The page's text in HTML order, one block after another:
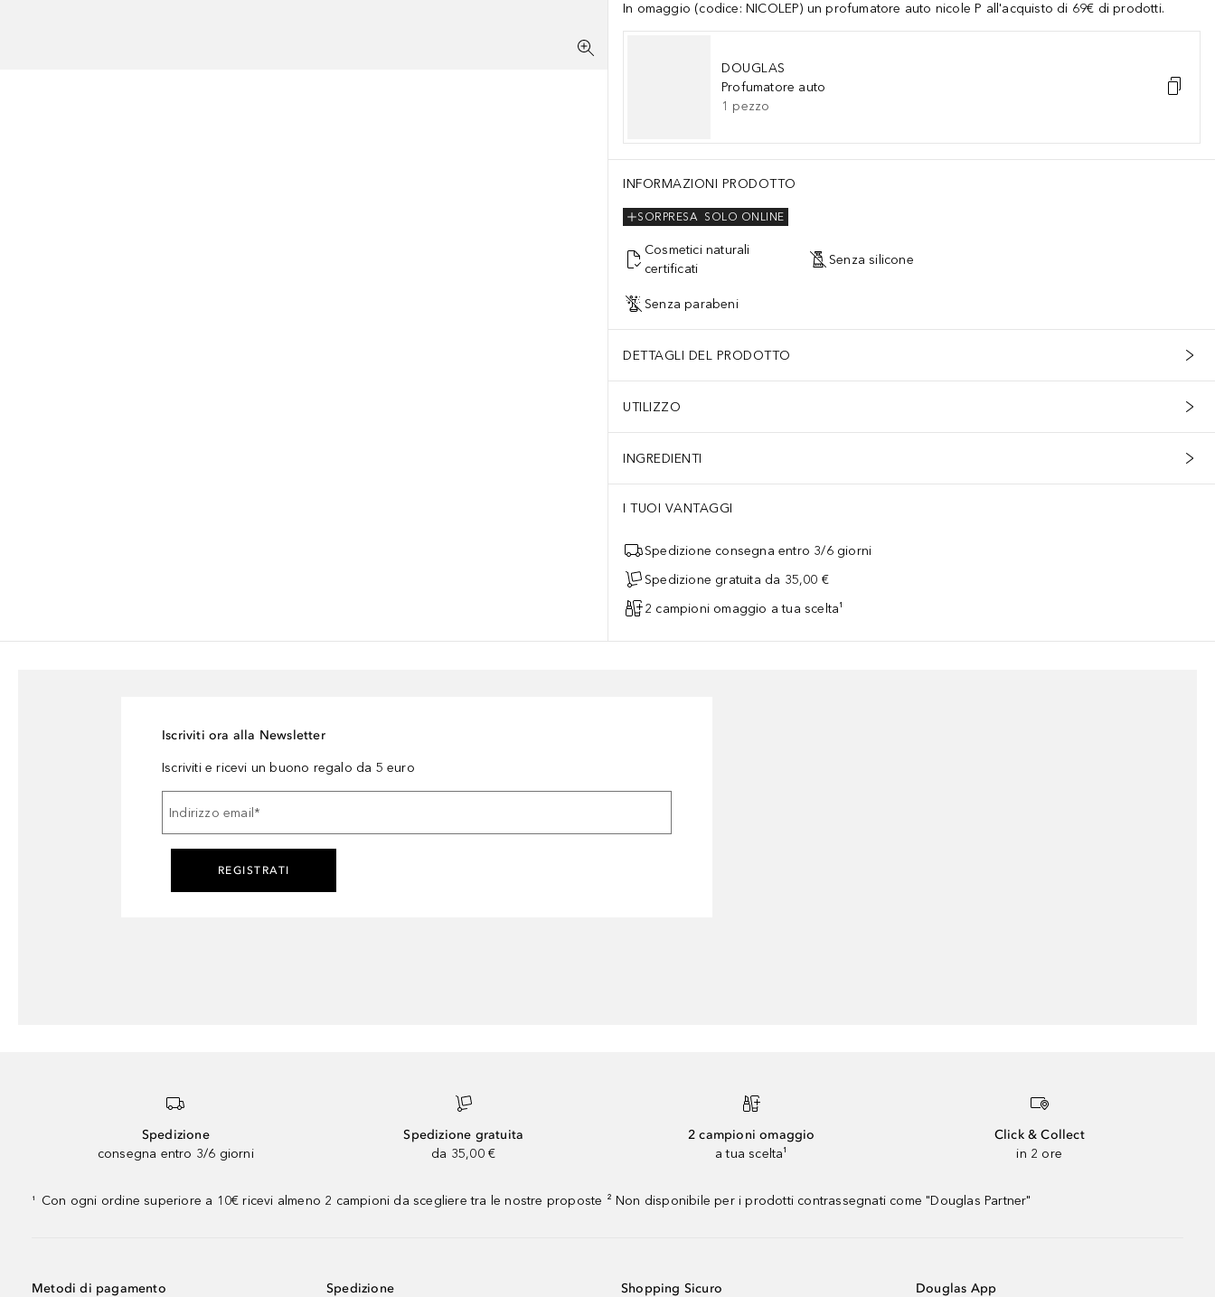
In omaggio (codice: NICOLEP) un profumatore auto nicole P all'acquisto di 69€ di prodotti.
DOUGLAS
Profumatore auto
1 pezzo
INFORMAZIONI PRODOTTO
SOLO ONLINE
SORPRESA
Cosmetici naturali
certificati
Senza silicone
Senza parabeni
DETTAGLI DEL PRODOTTO
UTILIZZO
INGREDIENTI
I TUOI VANTAGGI
Spedizione consegna entro 3/6 giorni
Spedizione gratuita da 35,00 €
2 campioni omaggio a tua scelta¹
Iscriviti ora alla Newsletter
Iscriviti e ricevi un buono regalo da 5 euro
Indirizzo email *
REGISTRATI
Spedizione
consegna entro 3/6 giorni
Spedizione gratuita
da 35,00 €
2 campioni omaggio
a tua scelta¹
Click & Collect
in 2 ore
¹ Con ogni ordine superiore a 10€ ricevi almeno 2 campioni da scegliere tra le nostre proposte ² Non disponibile per i prodotti contrassegnati come "Douglas Partner"
Metodi di pagamento Spedizione Shopping Sicuro Douglas App